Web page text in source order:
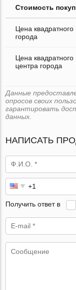
Стоимость
Цена
города
Цена
центра города
Данные
опросов своих
гарантировать
данных.
НАПИСАТЬ
Получить ответ в